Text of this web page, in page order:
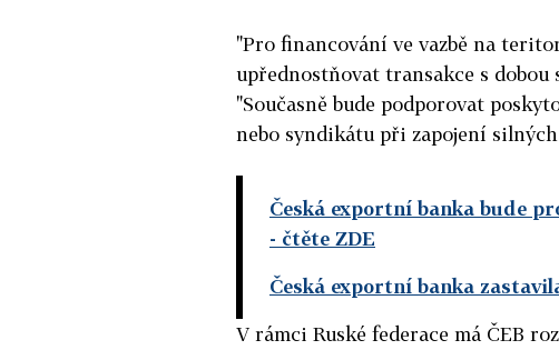
"Pro financování ve vazbě na
upřednostňovat transakce s
"Současně bude podporovat
nebo syndikátu při zapojení
Česká exportní banka bude
- čtěte ZDE
Česká exportní banka
V rámci Ruské federace má ČEB